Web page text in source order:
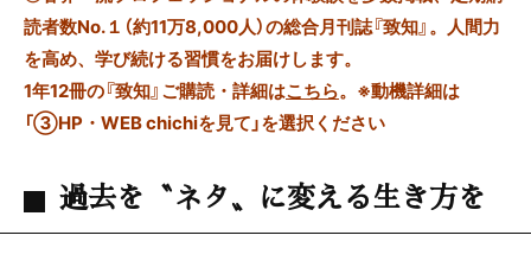
読者数No.１（約11万8,000人）の総合月刊誌『致知』。人間力
を高め、学び続ける習慣をお届けします。
1年12冊の『致知』ご購読・詳細はこちら。 ※動機詳細は
「③HP・WEB chichiを見て」を選択ください
過去を〝ネタ〟に変える生き方を